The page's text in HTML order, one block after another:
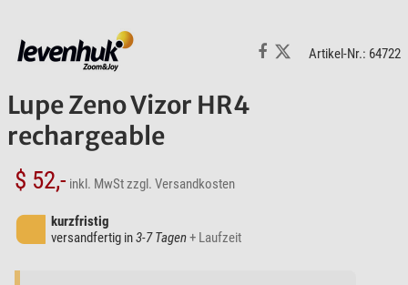
Artikel-Nr.: 64722
Lupe Zeno Vizor HR4
rechargeable
$ 52,- inkl. MwStzzgl. Versandkosten
kurzfristig
versandfertig in3-7 Tagen+ Laufzeit